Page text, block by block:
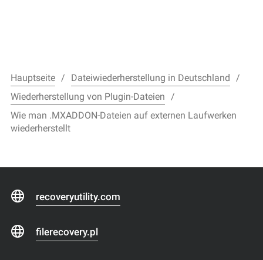
Hauptseite
Dateiwiederherstellung in Deutschland
Wiederherstellung von Plugin-Dateien
Wie man .MXADDON-Dateien auf externen Laufwerken
wiederherstellt
recoveryutility.com
filerecovery.pl